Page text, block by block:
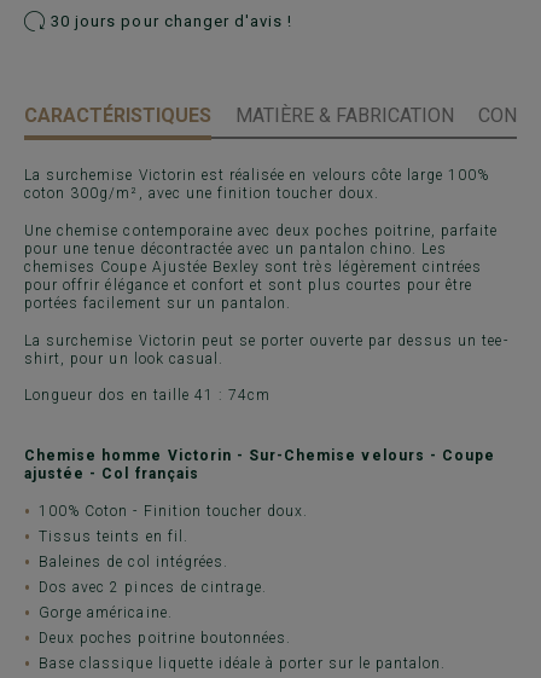
30 jours pour changer d'avis !
CARACTÉRISTIQUES MATIÈRE & FABRICATION
La surchemise Victorin est réalisée en velours côte large 100%
coton 300g/m², avec une finition toucher doux.
Une chemise contemporaine avec deux poches poitrine, parfaite
pour une tenue décontractée avec un pantalon chino. Les
chemises Coupe Ajustée Bexley sont très légèrement cintrées
pour offrir élégance et confort et sont plus courtes pour être
portées facilement sur un pantalon.
La surchemise Victorin peut se porter ouverte par dessus un tee-
shirt, pour un look casual.
Longueur dos en taille 41 : 74cm
Chemise homme Victorin - Sur-Chemise velours - Coupe
ajustée - Col français
100% Coton - Finition toucher doux.
Tissus teints en fil.
Baleines de col intégrées.
Dos avec 2 pinces de cintrage.
Gorge américaine.
Deux poches poitrine boutonnées.
Base classique liquette idéale à porter sur le pantalon.